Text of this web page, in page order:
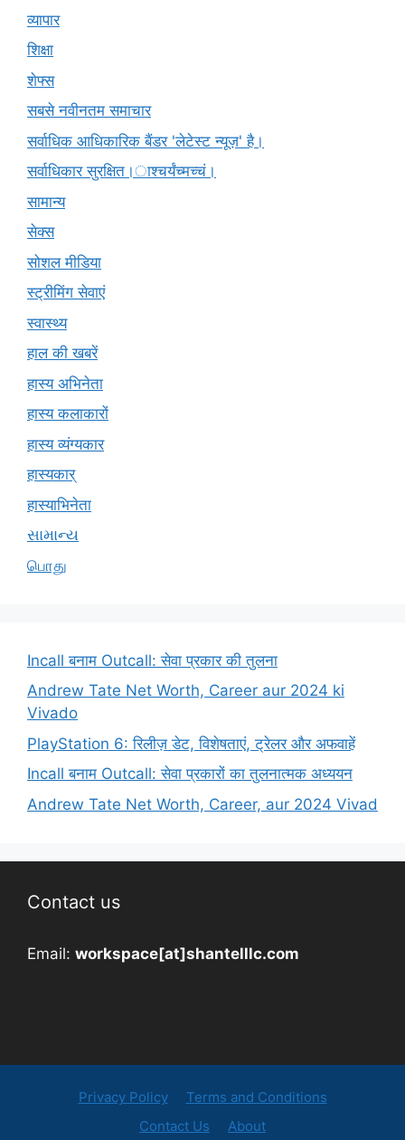
व्यापार
शिक्षा
शेफ्स
सबसे नवीनतम समाचार
सर्वाधिक आधिकारिक बैंडर 'लेटेस्ट न्यूज़' है।
सर्वाधिकार सुरक्षित।ाश्चर्यंच्मच्चं।
सामान्य
सेक्स
सोशल मीडिया
स्ट्रीमिंग सेवाएं
स्वास्थ्य
हाल की खबरें
हास्य अभिनेता
हास्य कलाकारों
हास्य व्यंग्यकार
हास्यकार्
हास्याभिनेता
સામાન્ય
பொது
Incall बनाम Outcall: सेवा प्रकार की तुलना
Andrew Tate Net Worth, Career aur 2024 ki
Vivado
PlayStation 6: रिलीज़ डेट, विशेषताएं, ट्रेलर और अफवाहें
Incall बनाम Outcall: सेवा प्रकारों का तुलनात्मक अध्ययन
Andrew Tate Net Worth, Career, aur 2024 Vivad
Contact us
Email: workspace[at]shantelllc.com
Privacy Policy
Terms and Conditions
Contact Us
About